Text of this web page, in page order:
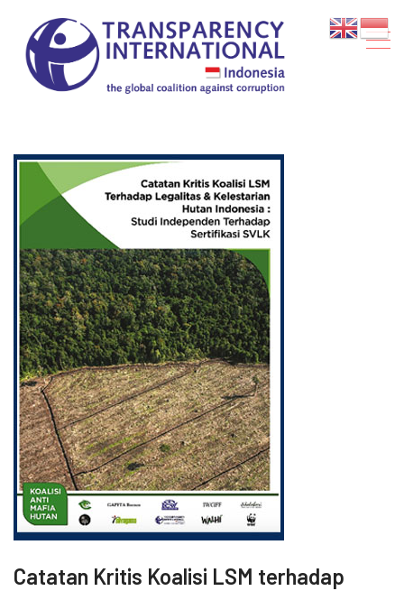
Catatan Kritis Koalisi LSM terhadap